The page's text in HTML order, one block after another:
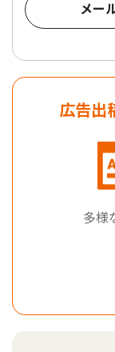
メー
広告出
多様